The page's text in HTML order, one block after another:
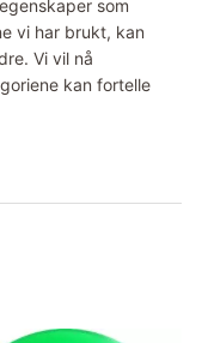
som
vi har brukt, kan
Vi vil nå
kan fortelle